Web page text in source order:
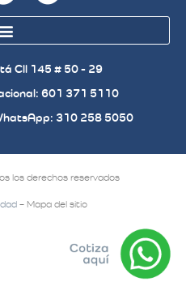
Cll 145 # 50 - 29
601 371 5110
310 258 5050
los derechos reservados
– Mapa del sitio